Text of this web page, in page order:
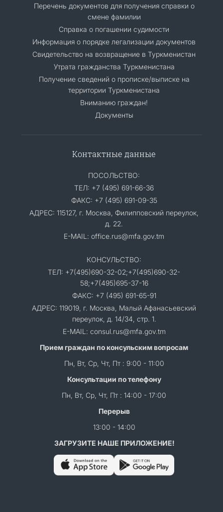
Перечень документов для получения справки о
смене фамилии
Справка о погашении судимости
Информация о порядке легализации документов
Cвидетельство на возвращение в Туркменистан
Утрата гражданства Туркменистана
Получение сведений о прописке/выписке на
территории Туркменистана
Вниманию граждан!
Документы
Контактные данные
ПОСОЛЬСТВО:
ТЕЛ: +7 (495) 691-66-36
ФАКС: +7 (495) 691-09-35
АДРЕС: 115127, г. Москва, Филипповский переулок,
д. 22.
E-MAIL: office.rus@mfa.gov.tm
КОНСУЛЬСТВО:
ТЕЛ: +7(495)690-32-02;+7(495)690-32-
58;+7(495)695-37-16
ФАКС: +7 (495) 691-65-91
АДРЕС: 119019, г. Москва, Малый Афанасьевский
переулок, д. 14/34, стр. 1.
E-MAIL: consul.rus@mfa.gov.tm
Прием граждан по консульским вопросам
Пн, Вт, Ср, Чт, Пт : 9:00 - 11:00
Консультации по телефону
Пн, Вт, Ср, Чт, Пт : 14:00 - 17:00
Перерыв
13:00 - 14:00
ЗАГРУЗИТЕ НАШЕ ПРИЛОЖЕНИЕ!